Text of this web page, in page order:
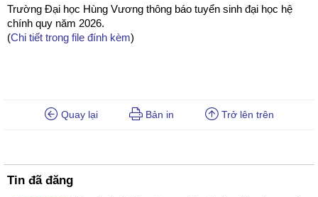
Trường Đại học Hùng Vương thông báo tuyển sinh đại học hệ
chính quy năm 2026.
(Chi tiết trong file đính kèm)
Quay lại Bản in Trở lên trên
Tin đã đăng